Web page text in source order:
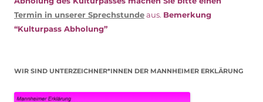
Termin in unserer Sprechstundeaus. Bemerkung
“Kulturpass Abholung”
WIR SIND UNTERZEICHNER*INNEN DER MANNHEIMER ERKLÄRUNG